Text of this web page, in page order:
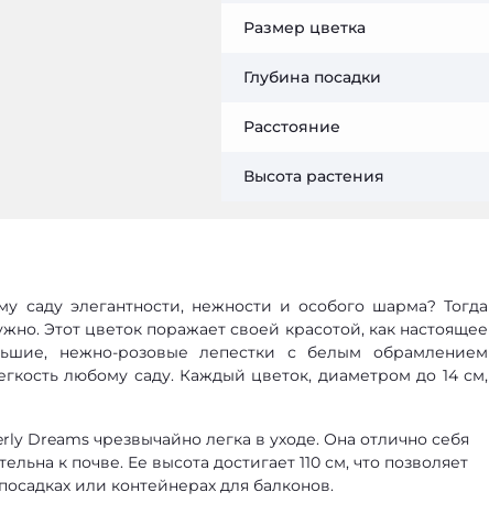
Размер цветка
Глубина посадки
Расстояние
Высота растения
саду элегантности, нежности и особого шарма? Тогда
Этот цветок поражает своей красотой, как настоящее
нежно-розовые лепестки с белым обрамлением
любому саду. Каждый цветок, диаметром до 14 см,
Dreams чрезвычайно легка в уходе. Она отлично себя
к почве. Ее высота достигает 110 см, что позволяет
или контейнерах для балконов.